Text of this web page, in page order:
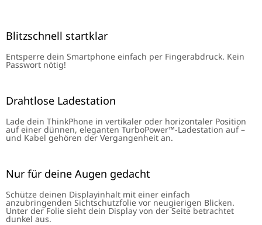
Blitzschnell startklar
Entsperre dein Smartphone einfach per Fingerabdruck. Kein
Passwort nötig!
Drahtlose Ladestation
Lade dein ThinkPhone in vertikaler oder horizontaler Position
auf einer dünnen, eleganten TurboPower™-Ladestation auf –
und Kabel gehören der Vergangenheit an.
Nur für deine Augen gedacht
Schütze deinen Displayinhalt mit einer einfach
anzubringenden Sichtschutzfolie vor neugierigen Blicken.
Unter der Folie sieht dein Display von der Seite betrachtet
dunkel aus.